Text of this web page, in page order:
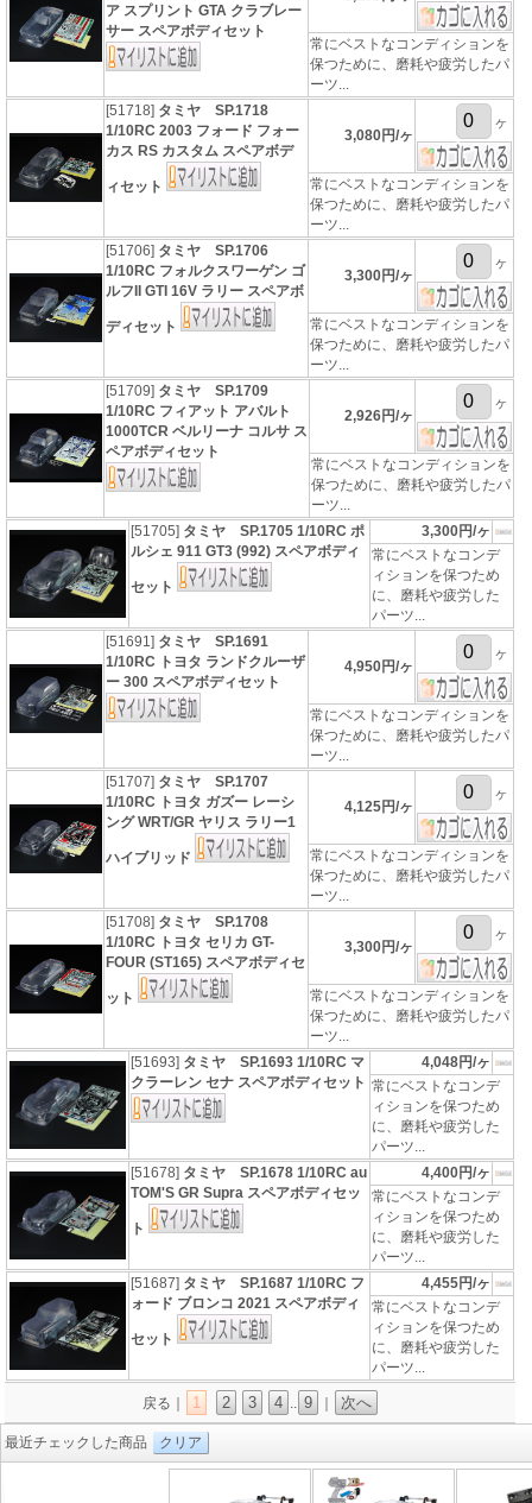
ア スプリント GTA クラブレー
サー スペアボディセット
常にベストなコンディションを
保つために、磨耗や疲労したパ
ーツ...
[51718] タミヤ SP.1718
1/10RC 2003 フォード フォー
カス RS カスタム スペアボデ
ィセット
3,080円/ヶ
ヶ
常にベストなコンディションを
保つために、磨耗や疲労したパ
ーツ...
[51706] タミヤ SP.1706
1/10RC フォルクスワーゲン ゴ
ルフII GTI 16V ラリー スペアボ
ディセット
3,300円/ヶ
ヶ
常にベストなコンディションを
保つために、磨耗や疲労したパ
ーツ...
[51709] タミヤ SP.1709
1/10RC フィアット アバルト
1000TCR ベルリーナ コルサ ス
ペアボディセット
2,926円/ヶ
ヶ
常にベストなコンディションを
保つために、磨耗や疲労したパ
ーツ...
[51705] タミヤ SP.1705 1/10RC ポ
ルシェ 911 GT3 (992) スペアボディ
セット
3,300円/ヶ
常にベストなコンデ
ィションを保つため
に、磨耗や疲労した
パーツ...
[51691] タミヤ SP.1691
1/10RC トヨタ ランドクルーザ
ー 300 スペアボディセット
4,950円/ヶ
ヶ
常にベストなコンディションを
保つために、磨耗や疲労したパ
ーツ...
[51707] タミヤ SP.1707
1/10RC トヨタ ガズー レーシ
ング WRT/GR ヤリス ラリー1
ハイブリッド
4,125円/ヶ
ヶ
常にベストなコンディションを
保つために、磨耗や疲労したパ
ーツ...
[51708] タミヤ SP.1708
1/10RC トヨタ セリカ GT-
FOUR (ST165) スペアボディセ
ット
3,300円/ヶ
ヶ
常にベストなコンディションを
保つために、磨耗や疲労したパ
ーツ...
[51693] タミヤ SP.1693 1/10RC マ
クラーレン セナ スペアボディセット
4,048円/ヶ
常にベストなコンデ
ィションを保つため
に、磨耗や疲労した
パーツ...
[51678] タミヤ SP.1678 1/10RC au
TOM'S GR Supra スペアボディセッ
ト
4,400円/ヶ
常にベストなコンデ
ィションを保つため
に、磨耗や疲労した
パーツ...
[51687] タミヤ SP.1687 1/10RC フ
ォード ブロンコ 2021 スペアボディ
セット
4,455円/ヶ
常にベストなコンデ
ィションを保つため
に、磨耗や疲労した
パーツ...
戻る｜ 1 2 3 4 .. 9 次へ
最近チェックした商品 クリア